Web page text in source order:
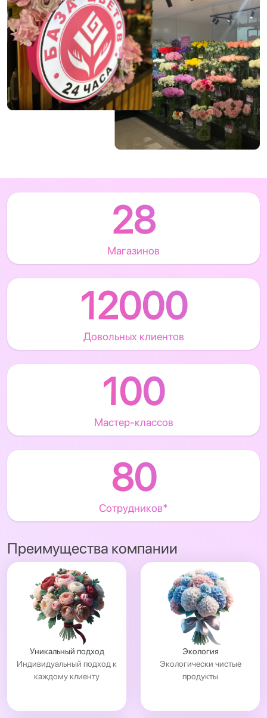
28
Магазинов
12000
Довольных клиентов
100
Мастер-классов
80
Сотрудников*
Преимущества компании
Уникальный подход
Индивидуальный подход к
каждому клиенту
Экология
Экологически чистые
продукты